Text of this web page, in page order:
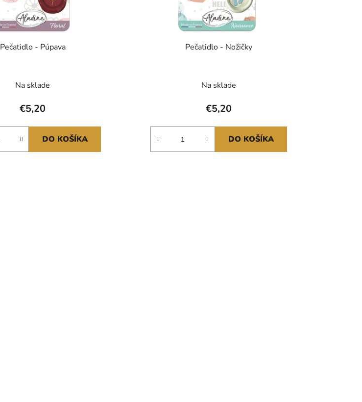
Pečatidlo - Púpava
Na sklade
€5,20
DO KOŠÍKA
Pečatidlo - Nožičky
Na sklade
€5,20
DO KOŠÍKA